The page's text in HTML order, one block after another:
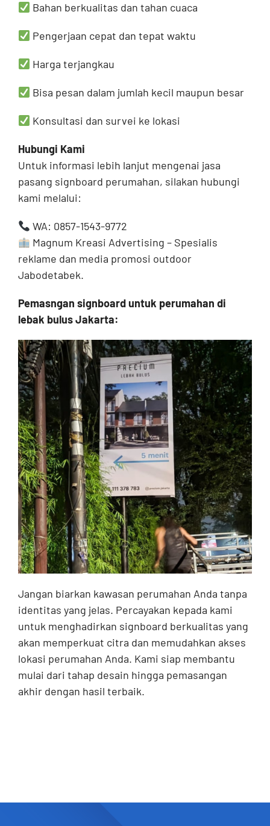
Bahan berkualitas dan tahan cuaca
Pengerjaan cepat dan tepat waktu
Harga terjangkau
Bisa pesan dalam jumlah kecil maupun besar
Konsultasi dan survei ke lokasi
Hubungi Kami
Untuk informasi lebih lanjut mengenai jasa
pasang signboard perumahan, silakan hubungi
kami melalui:
WA: 0857-1543-9772
Magnum Kreasi Advertising – Spesialis
reklame dan media promosi outdoor
Jabodetabek.
Pemasngan signboard untuk perumahan di
lebak bulus Jakarta:
Jangan biarkan kawasan perumahan Anda tanpa
identitas yang jelas. Percayakan kepada kami
untuk menghadirkan signboard berkualitas yang
akan memperkuat citra dan memudahkan akses
lokasi perumahan Anda. Kami siap membantu
mulai dari tahap desain hingga pemasangan
akhir dengan hasil terbaik.